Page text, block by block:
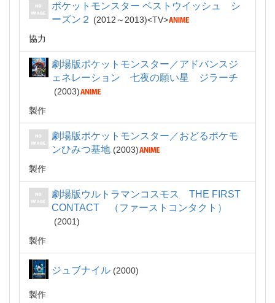
ポケットモンスター ベストウイッシュ シ
ーズン２
2012～2013
TV
協力
劇場版ポケットモンスター／アドバンスジ
ェネレーション 七夜の願い星 ジラーチ
2003
製作
劇場版ポケットモンスター／おどるポケモ
ンひみつ基地
2003
製作
劇場版ウルトラマンコスモス THE FIRST
CONTACT （ファーストコンタクト）
2001
製作
ジュブナイル 2000
製作